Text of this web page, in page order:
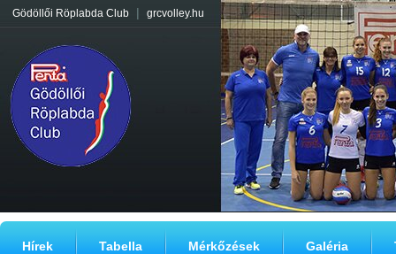
Gödöllői Röplabda Club | grcvolley.hu
Hírek Tabella Mérkőzések Galéria